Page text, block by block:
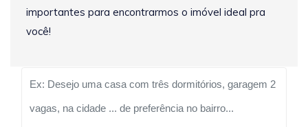
importantes para encontrarmos o imóvel ideal pra
você!